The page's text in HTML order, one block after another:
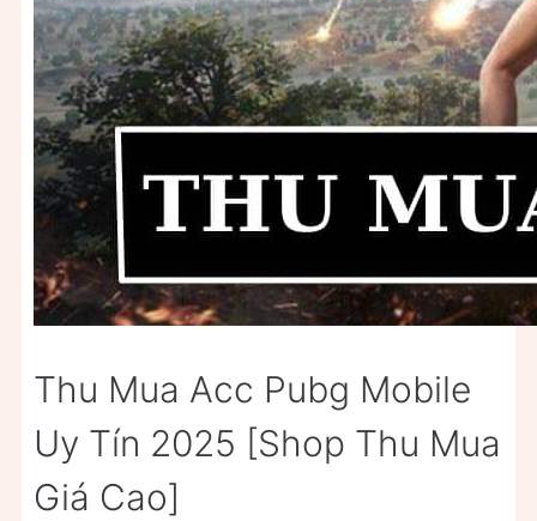
Thu Mua Acc Pubg Mobile
Uy Tín 2025 [Shop Thu Mua
Giá Cao]